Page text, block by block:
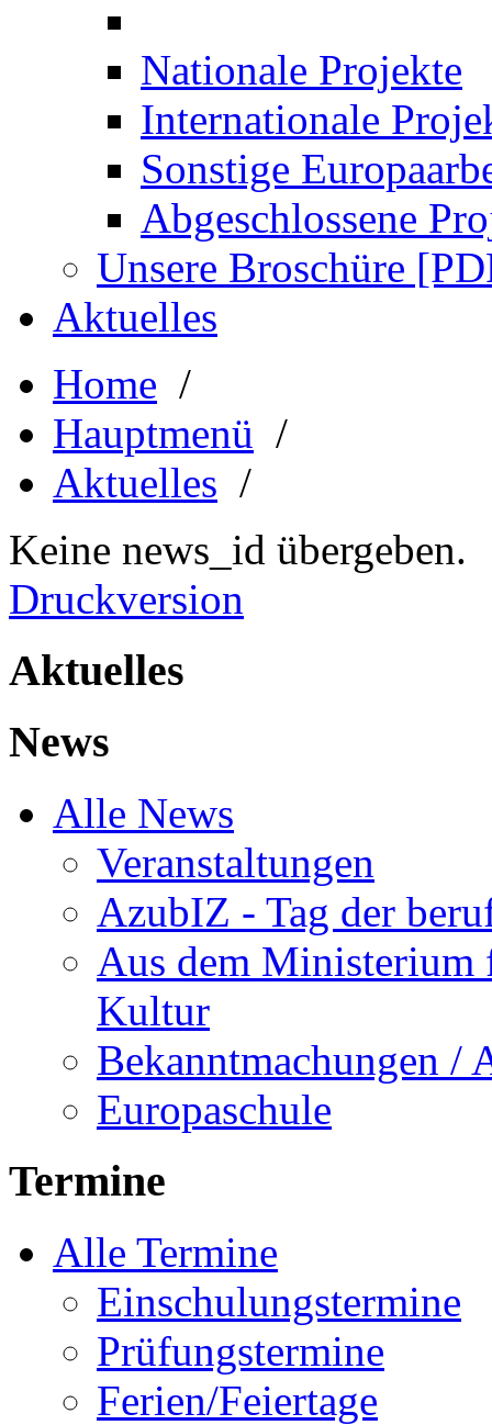
Nationale Projekte
Internationale
Sonstige
Abgeschlossene
Unsere Broschüre
Aktuelles
Home /
Hauptmenü /
Aktuelles /
Keine news_id übergeben.
Druckversion
Aktuelles
News
Alle News
Veranstaltungen
AzubIZ - Tag der
Aus dem Ministerium
Kultur
Bekanntmachungen /
Europaschule
Termine
Alle Termine
Einschulungstermine
Prüfungstermine
Ferien/Feiertage